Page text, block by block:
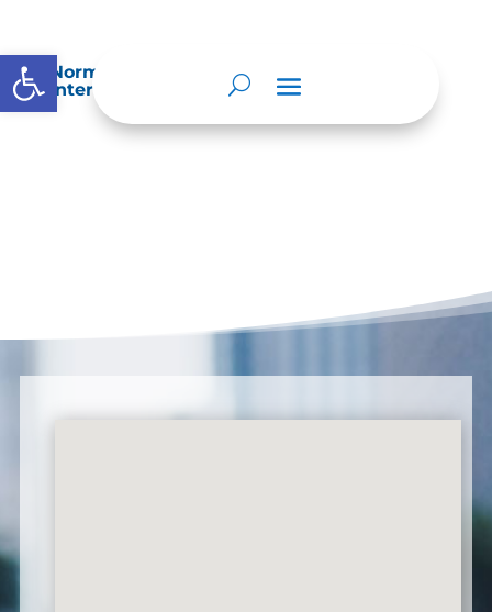
Abrir barra de herramientas
Normatividad especial que les aplique de
interés.